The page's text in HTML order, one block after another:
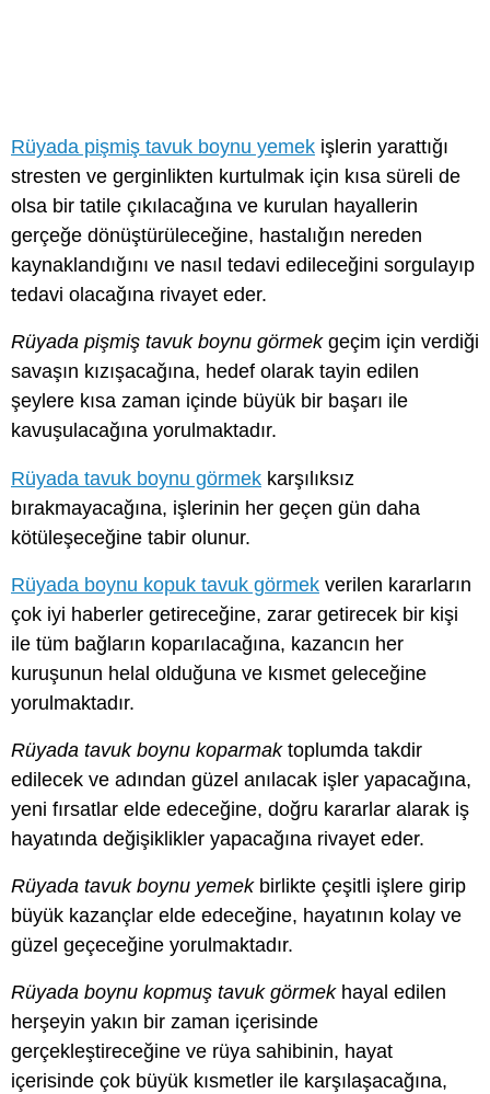
Rüyada pişmiş tavuk boynu yemek işlerin yarattığı
stresten ve gerginlikten kurtulmak için kısa süreli de
olsa bir tatile çıkılacağına ve kurulan hayallerin
gerçeğe dönüştürüleceğine, hastalığın nereden
kaynaklandığını ve nasıl tedavi edileceğini sorgulayıp
tedavi olacağına rivayet eder.
Rüyada pişmiş tavuk boynu görmekgeçim için verdiği
savaşın kızışacağına, hedef olarak tayin edilen
şeylere kısa zaman içinde büyük bir başarı ile
kavuşulacağına yorulmaktadır.
Rüyada tavuk boynu görmek karşılıksız
bırakmayacağına, işlerinin her geçen gün daha
kötüleşeceğine tabir olunur.
Rüyada boynu kopuk tavuk görmek verilen kararların
çok iyi haberler getireceğine, zarar getirecek bir kişi
ile tüm bağların koparılacağına, kazancın her
kuruşunun helal olduğuna ve kısmet geleceğine
yorulmaktadır.
Rüyada tavuk boynu koparmaktoplumda takdir
edilecek ve adından güzel anılacak işler yapacağına,
yeni fırsatlar elde edeceğine, doğru kararlar alarak iş
hayatında değişiklikler yapacağına rivayet eder.
Rüyada tavuk boynu yemekbirlikte çeşitli işlere girip
büyük kazançlar elde edeceğine, hayatının kolay ve
güzel geçeceğine yorulmaktadır.
Rüyada boynu kopmuş tavuk görmekhayal edilen
herşeyin yakın bir zaman içerisinde
gerçekleştireceğine ve rüya sahibinin, hayat
içerisinde çok büyük kısmetler ile karşılaşacağına,